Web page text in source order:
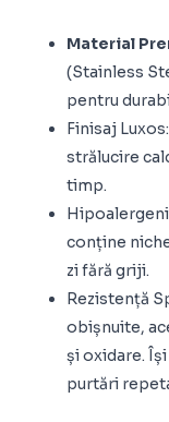
Material
(Stainless
pentru
Finisaj
strălucire
timp.
conține
zi fără griji.
Rezistență
obișnuite,
și oxidare.
purtări